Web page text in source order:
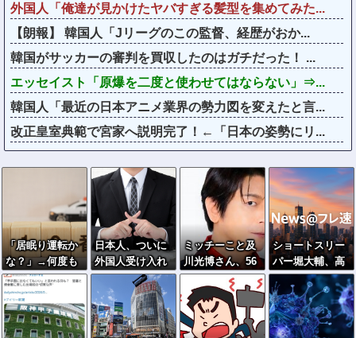
外国人「俺達が見かけたヤバすぎる髪型を集めてみた...
【朗報】 韓国人「Jリーグのこの監督、経歴がおか...
韓国がサッカーの審判を買収したのはガチだった！ ...
エッセイスト「原爆を二度と使わせてはならない」⇒...
韓国人「最近の日本アニメ業界の勢力図を変えたと言...
改正皇室典範で宮家へ説明完了！←「日本の姿勢にリ...
「居眠り運転か
な？」→何度も
追突→夫婦「こ
れは事故じゃな
い」と気付く…
日本人、ついに
外国人受け入れ
反対が過半数突
破ｗｗｗ
ミッチーこと及
川光博さん、56
歳で再婚→新し
い命まで授かる
ｗｗｗｗｗ
ショートスリー
パー堀大輔、高
須幹弥にブチギ
レ